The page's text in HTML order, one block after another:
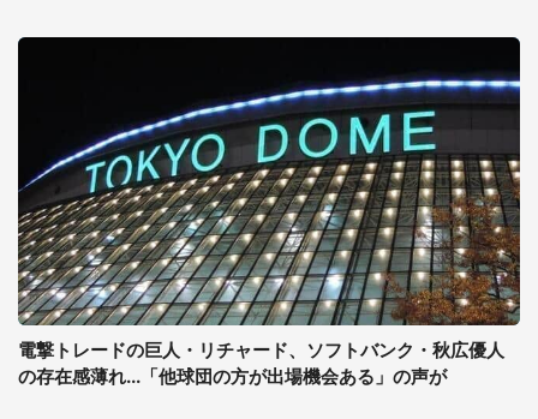
電撃トレードの巨人・リチャード、ソフトバンク・秋広優人
の存在感薄れ...「他球団の方が出場機会ある」の声が